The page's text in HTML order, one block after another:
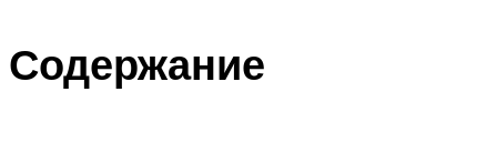
Содержание